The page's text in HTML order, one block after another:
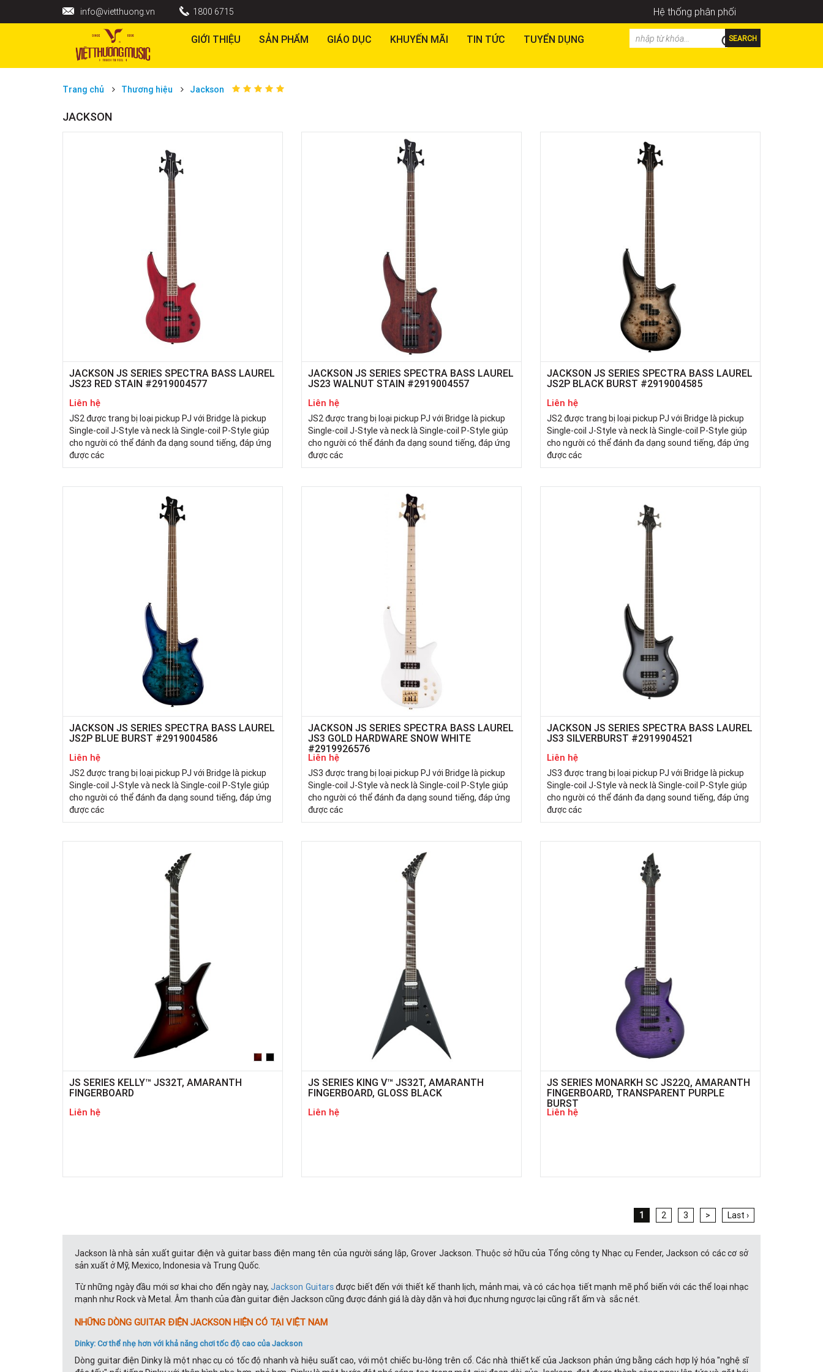
info@vietthuong.vn 1800 6715 Hệ thống phân phối
GIỚI THIỆU SẢN PHẨM GIÁO DỤC KHUYẾN MÃI TIN TỨC TUYỂN DỤNG SEARCH
Trang chủ Thương hiệu Jackson
JACKSON
JACKSON JS SERIES SPECTRA BASS LAUREL
JS23 RED STAIN #2919004577
Liên hệ
JS2 được trang bị loại pickup PJ với Bridge là pickup
Single-coil J-Style và neck là Single-coil P-Style giúp
cho người có thể đánh đa dạng sound tiếng, đáp ứng
được các
JACKSON JS SERIES SPECTRA BASS LAUREL
JS23 WALNUT STAIN #2919004557
Liên hệ
JS2 được trang bị loại pickup PJ với Bridge là pickup
Single-coil J-Style và neck là Single-coil P-Style giúp
cho người có thể đánh đa dạng sound tiếng, đáp ứng
được các
JACKSON JS SERIES SPECTRA BASS LAUREL
JS2P BLACK BURST #2919004585
Liên hệ
JS2 được trang bị loại pickup PJ với Bridge là pickup
Single-coil J-Style và neck là Single-coil P-Style giúp
cho người có thể đánh đa dạng sound tiếng, đáp ứng
được các
JACKSON JS SERIES SPECTRA BASS LAUREL
JS2P BLUE BURST #2919004586
Liên hệ
JS2 được trang bị loại pickup PJ với Bridge là pickup
Single-coil J-Style và neck là Single-coil P-Style giúp
cho người có thể đánh đa dạng sound tiếng, đáp ứng
được các
JACKSON JS SERIES SPECTRA BASS LAUREL
JS3 GOLD HARDWARE SNOW WHITE
#2919926576
Liên hệ
JS3 được trang bị loại pickup PJ với Bridge là pickup
Single-coil J-Style và neck là Single-coil P-Style giúp
cho người có thể đánh đa dạng sound tiếng, đáp ứng
được các
JACKSON JS SERIES SPECTRA BASS LAUREL
JS3 SILVERBURST #2919904521
Liên hệ
JS3 được trang bị loại pickup PJ với Bridge là pickup
Single-coil J-Style và neck là Single-coil P-Style giúp
cho người có thể đánh đa dạng sound tiếng, đáp ứng
được các
JS SERIES KELLY™ JS32T, AMARANTH
FINGERBOARD
Liên hệ
JS SERIES KING V™ JS32T, AMARANTH
FINGERBOARD, GLOSS BLACK
Liên hệ
JS SERIES MONARKH SC JS22Q, AMARANTH
FINGERBOARD, TRANSPARENT PURPLE
BURST
Liên hệ
1 2 3 > Last ›
Jackson là nhà sản xuất guitar điện và guitar bass điện mang tên của người sáng lập, Grover Jackson. Thuộc sở hữu của Tổng công ty Nhạc cụ Fender, Jackson có các cơ sở
sản xuất ở Mỹ, Mexico, Indonesia và Trung Quốc.
Từ những ngày đầu mới sơ khai cho đến ngày nay, Jackson Guitarsđược biết đến với thiết kế thanh lịch, mảnh mai, và có các họa tiết mạnh mẽ phổ biến với các thể loại nhạc
mạnh như Rock và Metal. Âm thanh của đàn guitar điện Jackson cũng được đánh giá là dày dặn và hơi đục nhưng ngược lại cũng rất ấm và sắc nét.
NHỮNG DÒNG GUITAR ĐIỆN JACKSON HIỆN CÓ TẠI VIỆT NAM
Dinky: Cơ thể nhẹ hơn với khả năng chơi tốc độ cao của Jackson
Dòng guitar điện Dinky là một nhạc cụ có tốc độ nhanh và hiệu suất cao, với một chiếc bu-lông trên cổ. Các nhà thiết kế của Jackson phản ứng bằng cách hợp lý hóa "nghệ sĩ